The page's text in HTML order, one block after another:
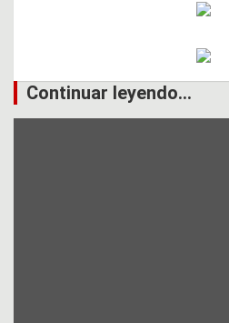
Continuar leyendo...